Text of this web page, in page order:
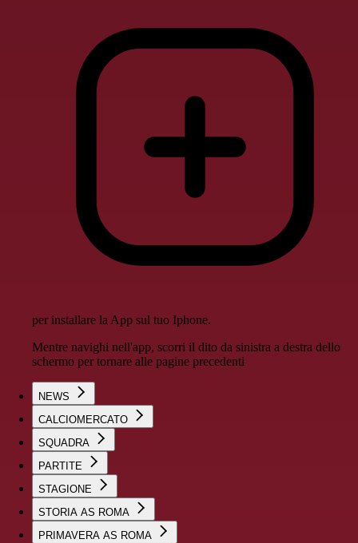
per installare la App sul tuo Iphone.
Mentre navighi nell'app, scorri il dito da sinistra a destra dello
schermo per tornare alle pagine precedenti
NEWS
CALCIOMERCATO
SQUADRA
PARTITE
STAGIONE
STORIA AS ROMA
PRIMAVERA AS ROMA